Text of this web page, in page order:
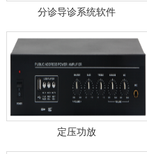
分诊导诊系统软件
定压功放